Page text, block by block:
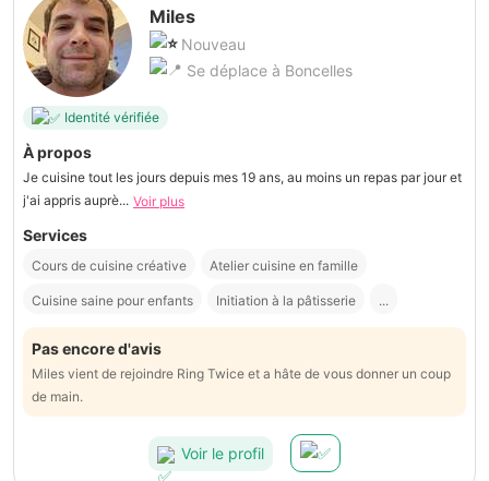
Miles
Nouveau
Se déplace à Boncelles
Identité vérifiée
À propos
Je cuisine tout les jours depuis mes 19 ans, au moins un repas par jour et
j'ai appris auprè... Voir plus
Services
Cours de cuisine créative Atelier cuisine en famille
Cuisine saine pour enfants Initiation à la pâtisserie ...
Pas encore d'avis
Miles vient de rejoindre Ring Twice et a hâte de vous donner un coup
de main.
Voir le profil